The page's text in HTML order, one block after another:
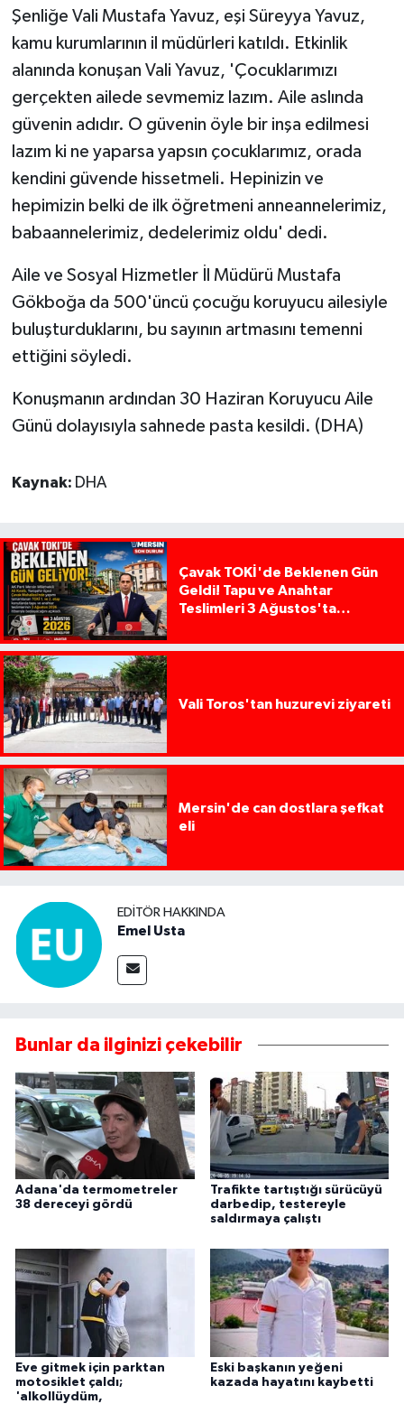
Şenliğe Vali Mustafa Yavuz, eşi Süreyya Yavuz,
kamu kurumlarının il müdürleri katıldı. Etkinlik
alanında konuşan Vali Yavuz, 'Çocuklarımızı
gerçekten ailede sevmemiz lazım. Aile aslında
güvenin adıdır. O güvenin öyle bir inşa edilmesi
lazım ki ne yaparsa yapsın çocuklarımız, orada
kendini güvende hissetmeli. Hepinizin ve
hepimizin belki de ilk öğretmeni anneannelerimiz,
babaannelerimiz, dedelerimiz oldu' dedi.
Aile ve Sosyal Hizmetler İl Müdürü Mustafa
Gökboğa da 500'üncü çocuğu koruyucu ailesiyle
buluşturduklarını, bu sayının artmasını temenni
ettiğini söyledi.
Konuşmanın ardından 30 Haziran Koruyucu Aile
Günü dolayısıyla sahnede pasta kesildi. (DHA)
Kaynak: DHA
Çavak TOKİ'de Beklenen Gün
Geldi! Tapu ve Anahtar
Teslimleri 3 Ağustos'ta
Vali Toros'tan huzurevi ziyareti
Mersin'de can dostlara şefkat
eli
EDITÖR HAKKINDA
Emel Usta
Bunlar da ilginizi çekebilir
Adana'da termometreler
38 dereceyi gördü
Trafikte tartıştığı sürücüyü
darbedip, testereyle
saldırmaya çalıştı
Eve gitmek için parktan
motosiklet çaldı;
'alkollüydüm,
Eski başkanın yeğeni
kazada hayatını kaybetti